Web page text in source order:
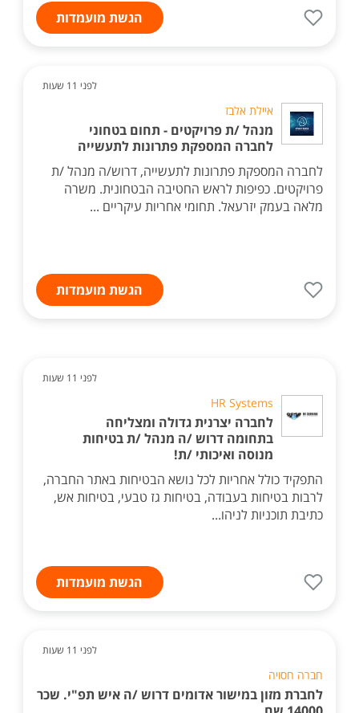
הגשת מועמדות
לפני 11 שעות
איילת אלבז
מנהל /ת פרויקטים - תחום בטחוני
לחברה המספקת פתרונות לתעשייה
לחברה המספקת פתרונות לתעשייה, דרוש/ה מנהל /ת
פרויקטים. כפיפות לראש החטיבה הבטחונית. משרה
מלאה בעמק יזרעאל. תחומי אחריות עיקריים ...
הגשת מועמדות
לפני 11 שעות
HR Systems
לחברה יצרנית גדולה ומצליחה
בתחומה דרוש /ה מנהל /ת בטיחות
מנוסה ואיכותי /ת!
התפקיד כולל אחריות לכל נושא הבטיחות באתר החברה,
לרבות בטיחות בעבודה, בטיחות גז טבעי, בטיחות אש,
כתיבת תוכניות לניהו...
הגשת מועמדות
לפני 11 שעות
חברה חסויה
לחברת מזון במישור אדומים דרוש /ה איש תפ"י. שכר